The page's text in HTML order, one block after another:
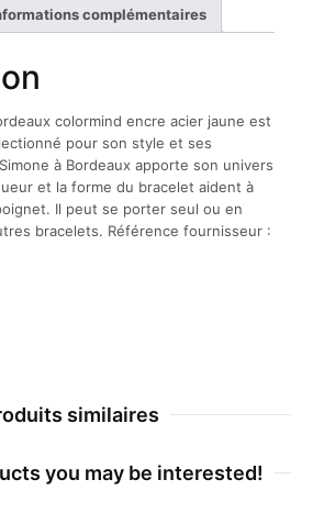
complémentaires
colormind encre acier jaune est
pour son style et ses
à Bordeaux apporte son univers
et la forme du bracelet aident à
Il peut se porter seul ou en
bracelets. Référence fournisseur :
similaires
you may be interested!